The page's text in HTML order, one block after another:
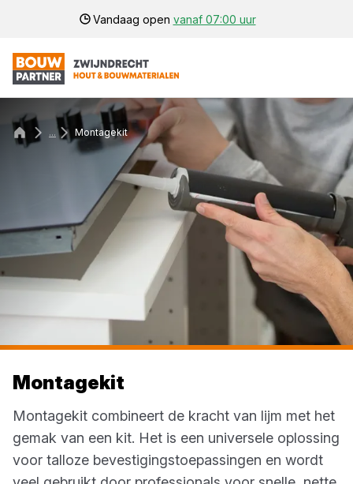
Vandaag open vanaf 07:00 uur
... Montagekit
Montagekit
Montagekit combineert de kracht van lijm met het
gemak van een kit. Het is een universele oplossing
voor talloze bevestigingstoepassingen en wordt